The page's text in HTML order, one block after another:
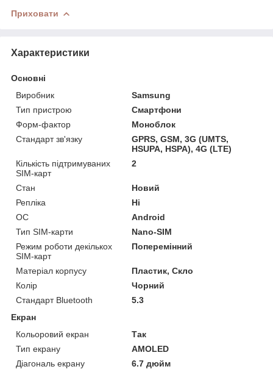
Приховати
Характеристики
Основні
Виробник
Samsung
Тип пристрою
Смартфони
Форм-фактор
Моноблок
Стандарт зв'язку
GPRS, GSM, 3G (UMTS,
HSUPA, HSPA), 4G (LTE)
Кількість підтримуваних
SIM-карт
2
Стан
Новий
Репліка
Ні
ОС
Android
Тип SIM-карти
Nano-SIM
Режим роботи декількох
SIM-карт
Поперемінний
Матеріал корпусу
Пластик, Скло
Колір
Чорний
Стандарт Bluetooth
5.3
Екран
Кольоровий екран
Так
Тип екрану
AMOLED
Діагональ екрану
6.7 дюйм